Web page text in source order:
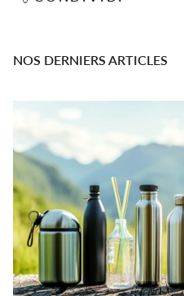
NOS DERNIERS ARTICLES